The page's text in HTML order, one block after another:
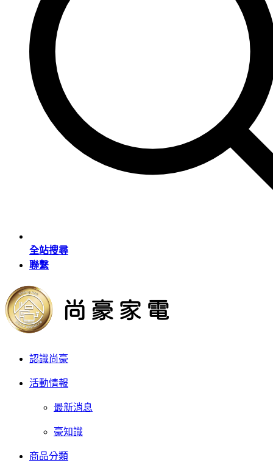
全站搜尋
聯繫
認識尚豪
活動情報
最新消息
豪知識
商品分類